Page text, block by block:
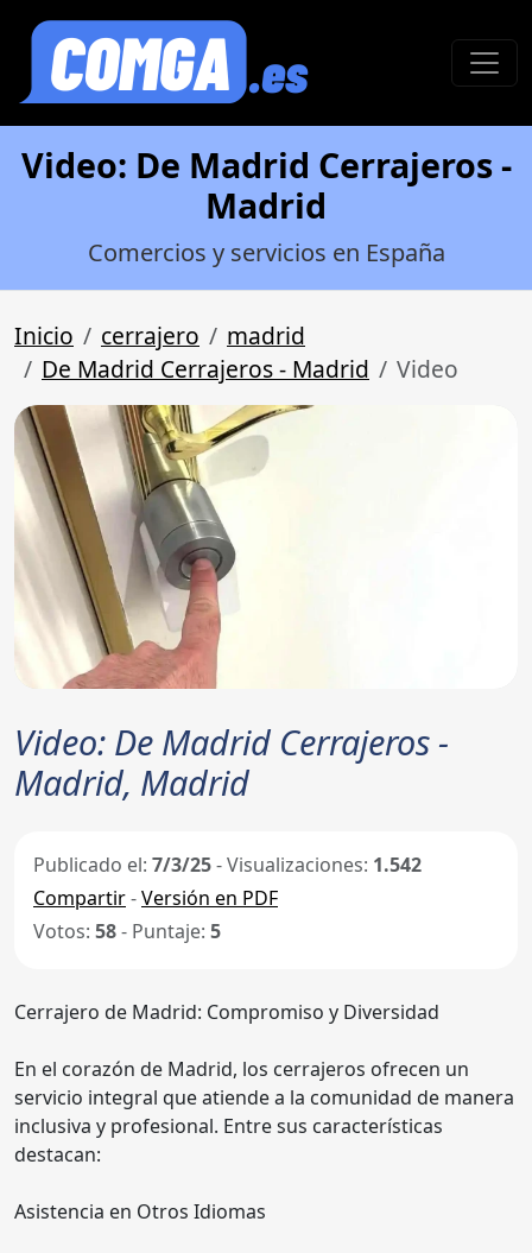
Video: De Madrid Cerrajeros -
Madrid
Comercios y servicios en España
Inicio cerrajero
madrid
De Madrid Cerrajeros - Madrid
Video
Video: De Madrid Cerrajeros -
Madrid, Madrid
Publicado el: 7/3/25- Visualizaciones: 1.542
Compartir-Versión en PDF
Votos: 58- Puntaje: 5
Cerrajero de Madrid: Compromiso y Diversidad
En el corazón de Madrid, los cerrajeros ofrecen un
servicio integral que atiende a la comunidad de manera
inclusiva y profesional. Entre sus características
destacan:
Asistencia en Otros Idiomas